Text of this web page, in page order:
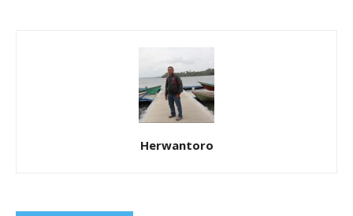
Herwantoro